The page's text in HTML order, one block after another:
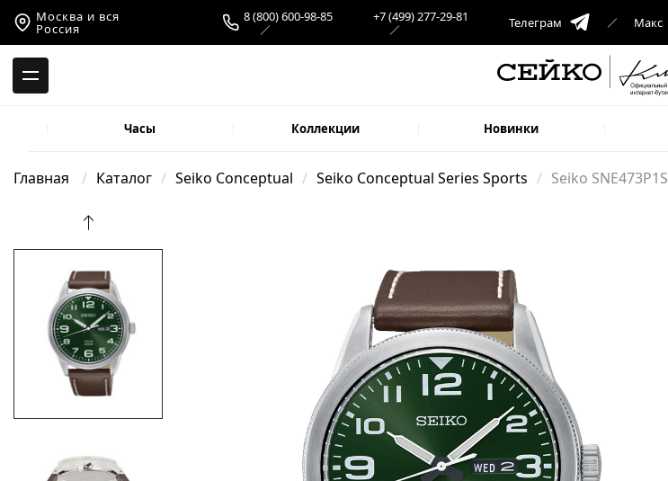
Москва и вся
Россия
8 (800) 600-98-85 +7 (499) 277-29-81 Телеграм Макс
Часы Коллекции Новинки
Главная Каталог Seiko Conceptual Seiko Conceptual Series Sports Seiko SNE473P1S